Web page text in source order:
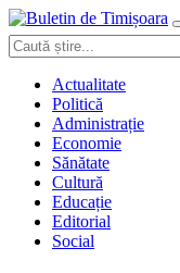
Actualitate
Politică
Administrație
Economie
Sănătate
Cultură
Educație
Editorial
Social